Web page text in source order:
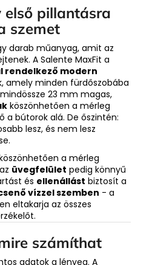
első pillantásra
szemet
darab műanyag, amit az
A Salente MaxFit a
rendelkező modern
amely minden fürdőszobába
23 mm magas,
köszönhetően a mérleg
a bútorok alá. De őszintén:
lesz, és nem lesz
a mérleg
üvegfelület pedig könnyű
és ellenállást biztosít a
vízzel szemben - a
eltakarja az összes
számíthat
adatok a lényeg. A